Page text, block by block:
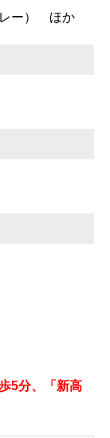
レー） ほか
5分、「新高